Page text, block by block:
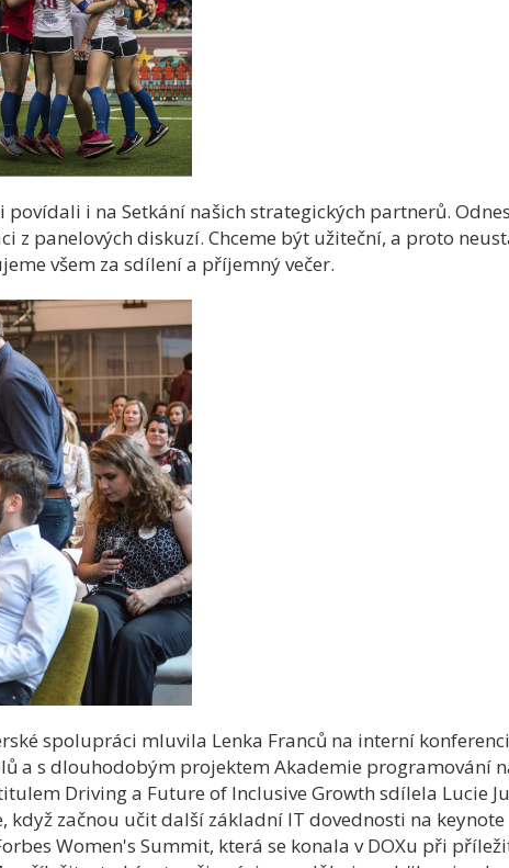
i na Setkání našich strategických partnerů.
panelových diskuzí. Chceme být užiteční, a proto
všem za sdílení a příjemný večer.
spolupráci mluvila Lenka Franců na interní konferenci
a s dlouhodobým projektem Akademie programování
Driving a Future of Inclusive Growth sdílela Lucie
začnou učit další základní IT dovednosti na keynote
Women's Summit, která se konala v DOXu při